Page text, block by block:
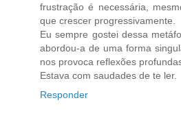
frustração é necessária,
que crescer progressivamente.
Eu sempre gostei dessa
abordou-a de uma forma
nos provoca reflexões
Estava com saudades de te ler.
Responder